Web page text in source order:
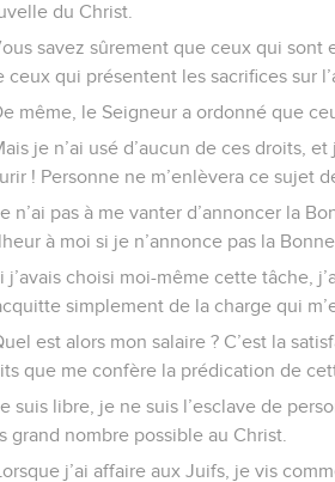
du Christ.
savez sûrement que ceux qui
ceux qui présentent les sacrifices sur
même, le Seigneur a ordonné que
je n’ai usé d’aucun de ces droits,
! Personne ne m’enlèvera ce sujet
n’ai pas à me vanter d’annoncer la
à moi si je n’annonce pas la
j’avais choisi moi-même cette tâche,
simplement de la charge qui
est alors mon salaire ? C’est la
que me confère la prédication de
suis libre, je ne suis l’esclave de
grand nombre possible au Christ.
j’ai affaire aux Juifs, je vis